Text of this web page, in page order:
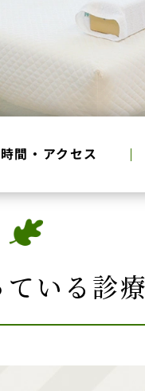
間・アクセス
いる診